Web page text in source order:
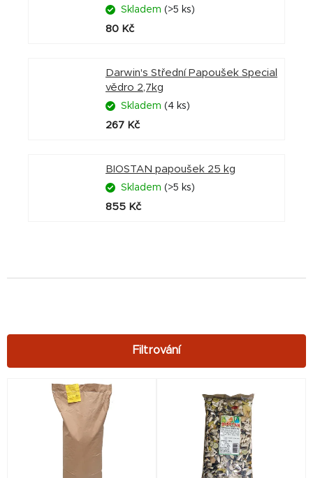
Skladem (>5 ks)
80 Kč
Darwin's Střední Papoušek Special
vědro 2,7kg
Skladem (4 ks)
267 Kč
BIOSTAN papoušek 25 kg
Skladem (>5 ks)
855 Kč